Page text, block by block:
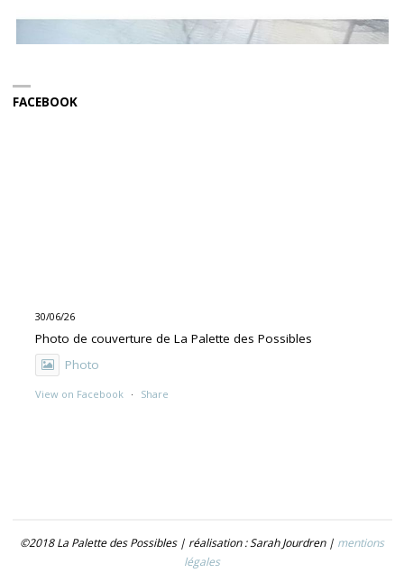
FACEBOOK
30/06/26
Photo de couverture de La Palette des Possibles
Photo
View on Facebook · Share
- 21.07- 5.09 : TROUVER LE NOM
©2018 La Palette des Possibles | réalisation : Sarah Jourdren | mentions
légales